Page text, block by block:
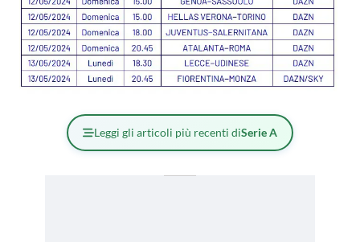
Leggi gli articoli più recenti diSerie A